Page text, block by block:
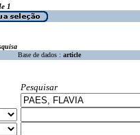
1
Base de dados : article
Pesquisar